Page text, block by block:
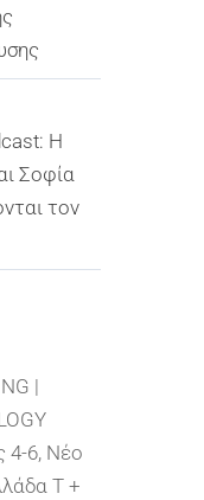
Η
Σοφία
τον
|
4-6, Νέο
T +